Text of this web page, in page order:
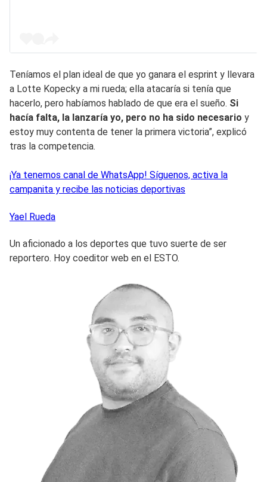
Teníamos el plan ideal de que yo ganara el esprint y llevara
a Lotte Kopecky a mi rueda; ella atacaría si tenía que
hacerlo, pero habíamos hablado de que era el sueño. Si
hacía falta, la lanzaría yo, pero no ha sido necesario y
estoy muy contenta de tener la primera victoria”, explicó
tras la competencia.
¡Ya tenemos canal de WhatsApp! Síguenos, activa la
campanita y recibe las noticias deportivas
Yael Rueda
Un aficionado a los deportes que tuvo suerte de ser
reportero. Hoy coeditor web en el ESTO.